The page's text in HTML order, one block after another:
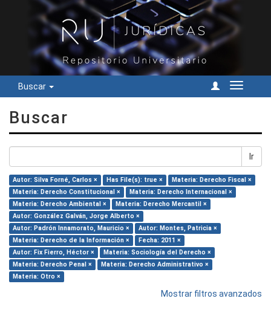
Buscar
Cambiar
Buscar
Ir
Autor: Silva Forné, Carlos × Has File(s): true ×
Materia: Derecho Fiscal ×
Materia: Derecho Constitucional ×
Materia: Derecho Internacional ×
Materia: Derecho Ambiental ×
Materia: Derecho Mercantil ×
Autor: González Galván, Jorge Alberto ×
Autor: Padrón Innamorato, Mauricio ×
Autor: Montes, Patricia ×
Materia: Derecho de la Información ×
Fecha: 2011 ×
Autor: Fix Fierro, Héctor ×
Materia: Sociología del Derecho ×
Materia: Derecho Penal ×
Materia: Derecho Administrativo ×
Materia: Otro ×
Mostrar filtros avanzados